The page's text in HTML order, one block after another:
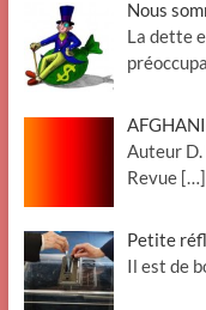
Nous
La dette
Auteur
Revue […]
Petite
Il est de